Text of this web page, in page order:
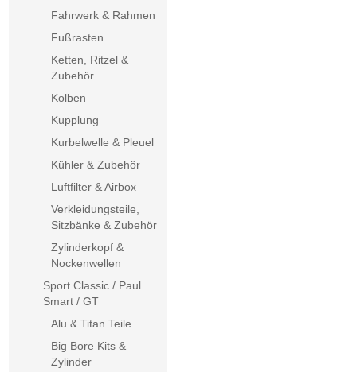
Fahrwerk & Rahmen
Fußrasten
Ketten, Ritzel &
Zubehör
Kolben
Kupplung
Kurbelwelle & Pleuel
Kühler & Zubehör
Luftfilter & Airbox
Verkleidungsteile,
Sitzbänke & Zubehör
Zylinderkopf &
Nockenwellen
Sport Classic / Paul
Smart / GT
Alu & Titan Teile
Big Bore Kits &
Zylinder